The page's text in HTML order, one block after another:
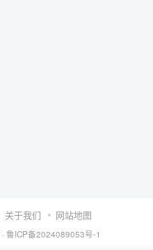
关于我们 网站地图
· 鲁ICP备2024089053号-1